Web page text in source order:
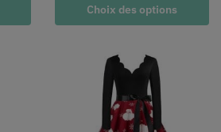
Choix des options